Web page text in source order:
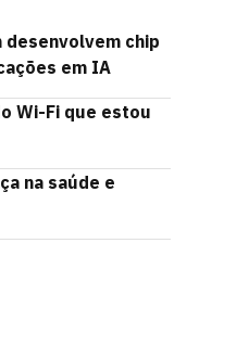
desenvolvem chip
em IA
Wi-Fi que estou
na saúde e